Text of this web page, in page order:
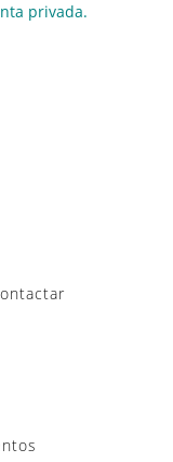
privada.